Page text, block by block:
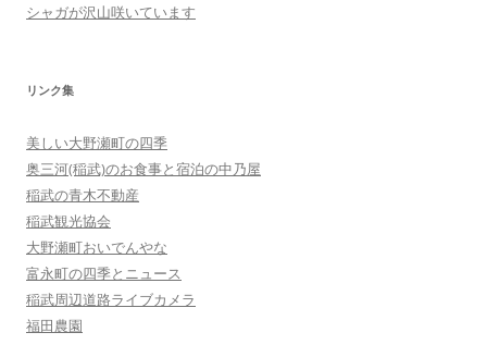
シャガが沢山咲いています
リンク集
美しい大野瀬町の四季
奥三河(稲武)のお食事と宿泊の中乃屋
稲武の青木不動産
稲武観光協会
大野瀬町おいでんやな
富永町の四季とニュース
稲武周辺道路ライブカメラ
福田農園